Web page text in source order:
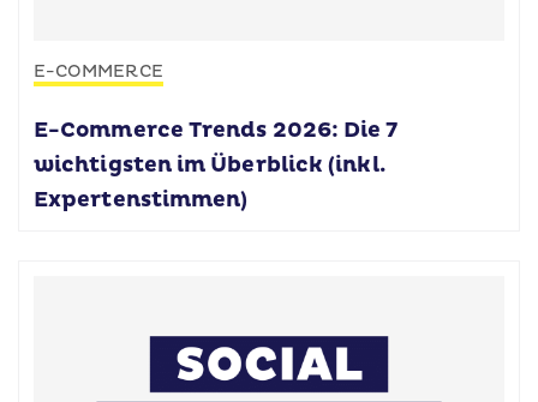
E-COMMERCE
E-Commerce Trends 2026: Die 7
wichtigsten im Überblick (inkl.
Expertenstimmen)